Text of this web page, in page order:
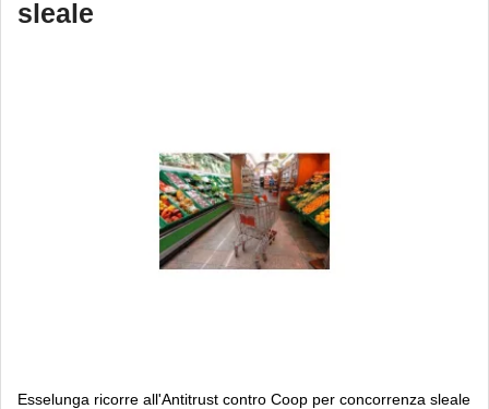
sleale
Esselunga ricorre all'Antitrust contro Coop per concorrenza sleale